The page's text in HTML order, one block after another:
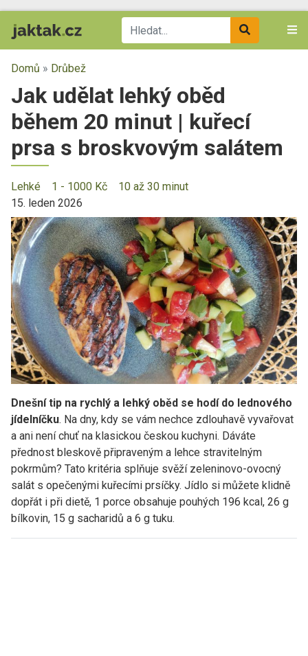
Domů » Drůbež
Jak udělat lehký oběd
během 20 minut | kuřecí
prsa s broskvovým salátem
Lehké 1 - 1000 Kč
10 až 30 minut
15. leden 2026
Dnešní tip na rychlý a lehký oběd se hodí do lednového
jídelníčku. Na dny, kdy se vám nechce zdlouhavě vyvařovat
a ani není chuť na klasickou českou kuchyni. Dáváte
přednost bleskově připraveným a lehce stravitelným
pokrmům? Tato kritéria splňuje svěží zeleninovo-ovocný
salát s opečenými kuřecími prsíčky. Jídlo si můžete klidně
dopřát i při dietě, 1 porce obsahuje pouhých 196 kcal, 26 g
bílkovin, 15 g sacharidů a 6 g tuku.